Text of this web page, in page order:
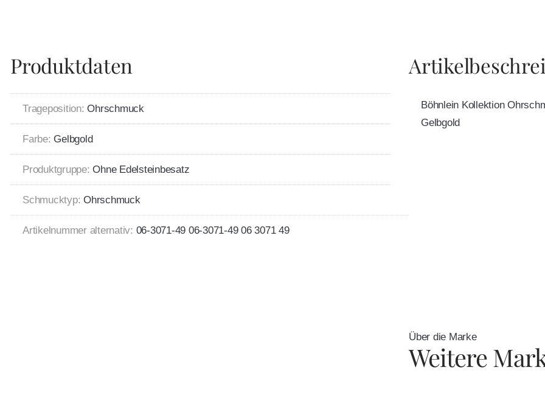
Produktdaten
Trageposition: Ohrschmuck
Farbe: Gelbgold
Produktgruppe: Ohne Edelsteinbesatz
Schmucktyp: Ohrschmuck
Artikelnummer alternativ: 06-3071-49 06-3071-49 06 3071 49
Böhnlein Kollektion
Gelbgold
Über die Marke
Weitere